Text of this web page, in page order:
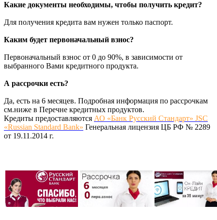
Какие документы необходимы, чтобы получить кредит?
Для получения кредита вам нужен только паспорт.
Каким будет первоначальный взнос?
Первоначальный взнос от 0 до 90%, в зависимости от
выбранного Вами кредитного продукта.
А рассрочки есть?
Да, есть на 6 месяцев. Подробная информация по рассрочкам
см.ниже в Перечне кредитных продуктов.
Кредиты предоставляются АО «Банк Русский Стандарт» JSC
«Russian Standard Bank» Генеральная лицензия ЦБ РФ № 2289
от 19.11.2014 г.